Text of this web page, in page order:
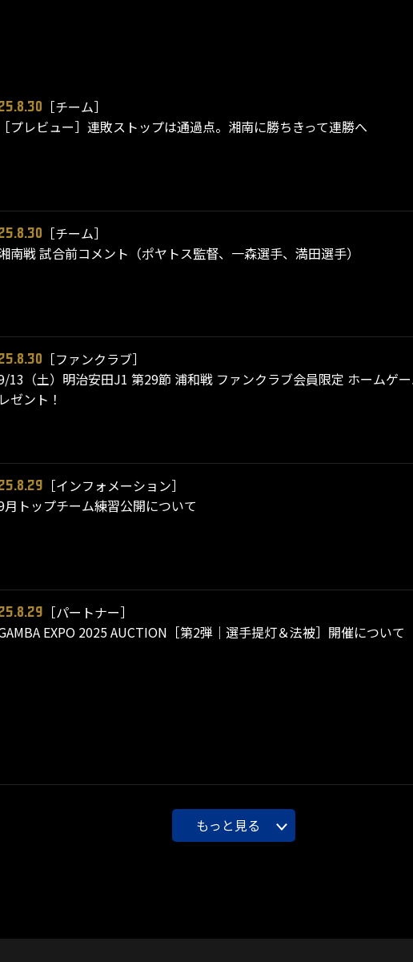
［チーム］
［プレビュー］連敗ストップは通過点。湘南に勝ちきって連勝へ
［チーム］
南戦 試合前コメント（ポヤトス監督、一森選手、満田選手）
［ファンクラブ］
13（土）明治安田J1 第29節 浦和戦 ファンクラブ会員限定 ホームゲ
レゼント！
［インフォメーション］
月トップチーム練習公開について
［パートナー］
EXPO 2025 AUCTION［第2弾｜選手提灯＆法被］開催について
もっと見る